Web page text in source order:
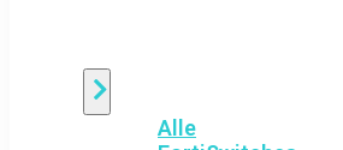
Alle